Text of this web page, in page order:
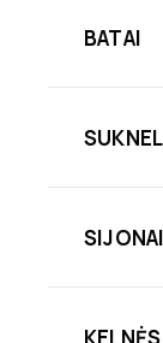
BATAI
SIJONAI
KELNĖS